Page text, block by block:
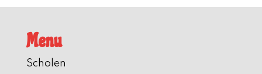
Menu
Scholen